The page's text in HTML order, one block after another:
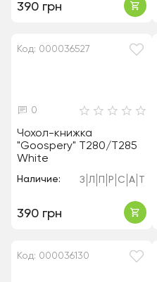
390 грн
Код: 000036527
0
Чохол-книжка
"Goospery" T280/T285
White
Наличие: З Л Р С А
390 грн
Код: 000036130